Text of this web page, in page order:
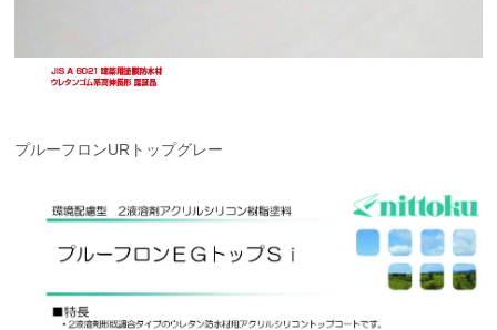
プルーフロンURトップグレー